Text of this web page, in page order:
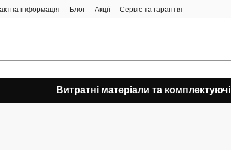
інформація Блог Акції Сервіс та гарантія
Витратні матеріали та комплектуючі